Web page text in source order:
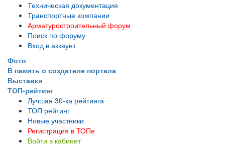
Техническая документация
Транспортные компании
Арматуростроительный форум
Поиск по форуму
Вход в аккаунт
Фото
В память о создателе портала
Выставки
ТОП-рейтинг
Лучшая 30-ка рейтинга
ТОП рейтинг
Новые участники
Регистрация в ТОПе
Войти в кабинет